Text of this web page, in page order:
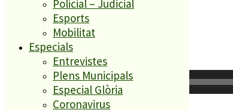
Policial – Judicial
Esports
Mobilitat
Especials
Entrevistes
Plens Municipals
Especial Glòria
Coronavirus
Darrer informatiu
Reproductor
00:00